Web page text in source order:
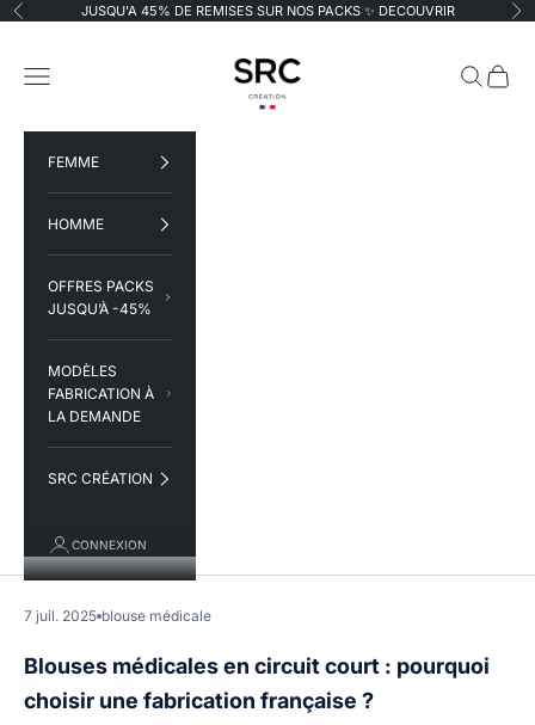
Passer au contenu
Précédent JUSQU'A 45% DE REMISES SUR NOS PACKS ✨ DECOUVRIR
Menu
Recherche
Panier
FEMME
HOMME
OFFRES PACKS
JUSQU’À -45%
MODÈLES
FABRICATION À
LA DEMANDE
SRC CRÉATION
CONNEXION
7 juil. 2025 blouse médicale
Blouses médicales en circuit court : pourquoi
choisir une fabrication française ?